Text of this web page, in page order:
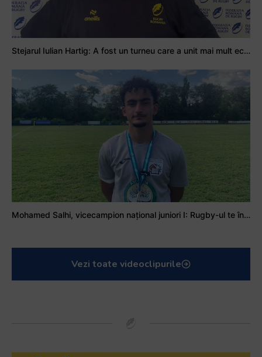
Stejarul Iulian Hartig: A fost un turneu care a unit mai mult echipa
Mohamed Salhi, vicecampion național juniori I: Rugby-ul te învață să accepți și înfrângerile
Vezi toate videoclipurile